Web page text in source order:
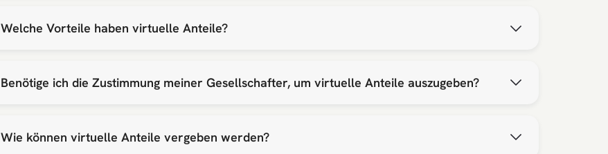
Welche Vorteile haben virtuelle Anteile?
Benötige ich die Zustimmung meiner Gesellschafter, um virtuelle Anteile auszugeben?
Wie können virtuelle Anteile vergeben werden?